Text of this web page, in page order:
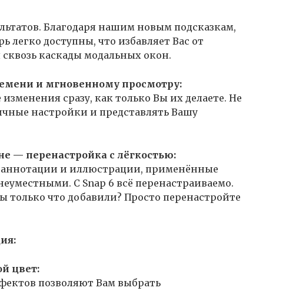
Благодаря нашим новым подсказкам,
легко доступны, что избавляет Вас от
каскады модальных окон.
и мгновенному просмотру:
сразу, как только Вы их делаете. Не
настройки и представлять Вашу
— перенастройка с лёгкостью:
аннотации и иллюстрации, применённые
С Snap 6 всё перенастраиваемо.
только что добавили? Просто перенастройте
цвет:
позволяют Вам выбрать